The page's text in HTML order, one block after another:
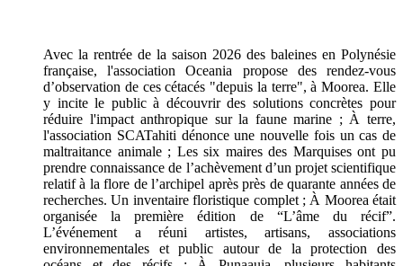
Avec la rentrée de la saison 2026 des baleines en Polynésie
française, l'association Oceania propose des rendez-vous
d’observation de ces cétacés "depuis la terre", à Moorea. Elle
y incite le public à découvrir des solutions concrètes pour
réduire l'impact anthropique sur la faune marine ; À terre,
l'association SCATahiti dénonce une nouvelle fois un cas de
maltraitance animale ; Les six maires des Marquises ont pu
prendre connaissance de l’achèvement d’un projet scientifique
relatif à la flore de l’archipel après près de quarante années de
recherches. Un inventaire floristique complet ; À Moorea était
organisée la première édition de “L’âme du récif”.
L’événement a réuni artistes, artisans, associations
environnementales et public autour de la protection des